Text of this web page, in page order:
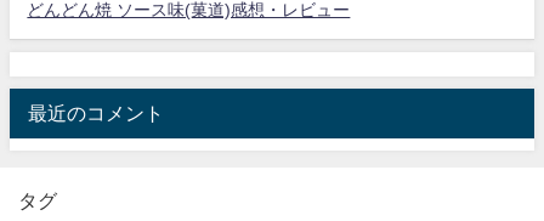
どんどん焼 ソース味(菓道)感想・レビュー
最近のコメント
タグ